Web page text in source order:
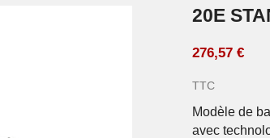
20E
276,57 €
TTC
Modèle de
avec